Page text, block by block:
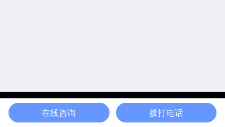
电话 地图
在线咨询 拨打电话